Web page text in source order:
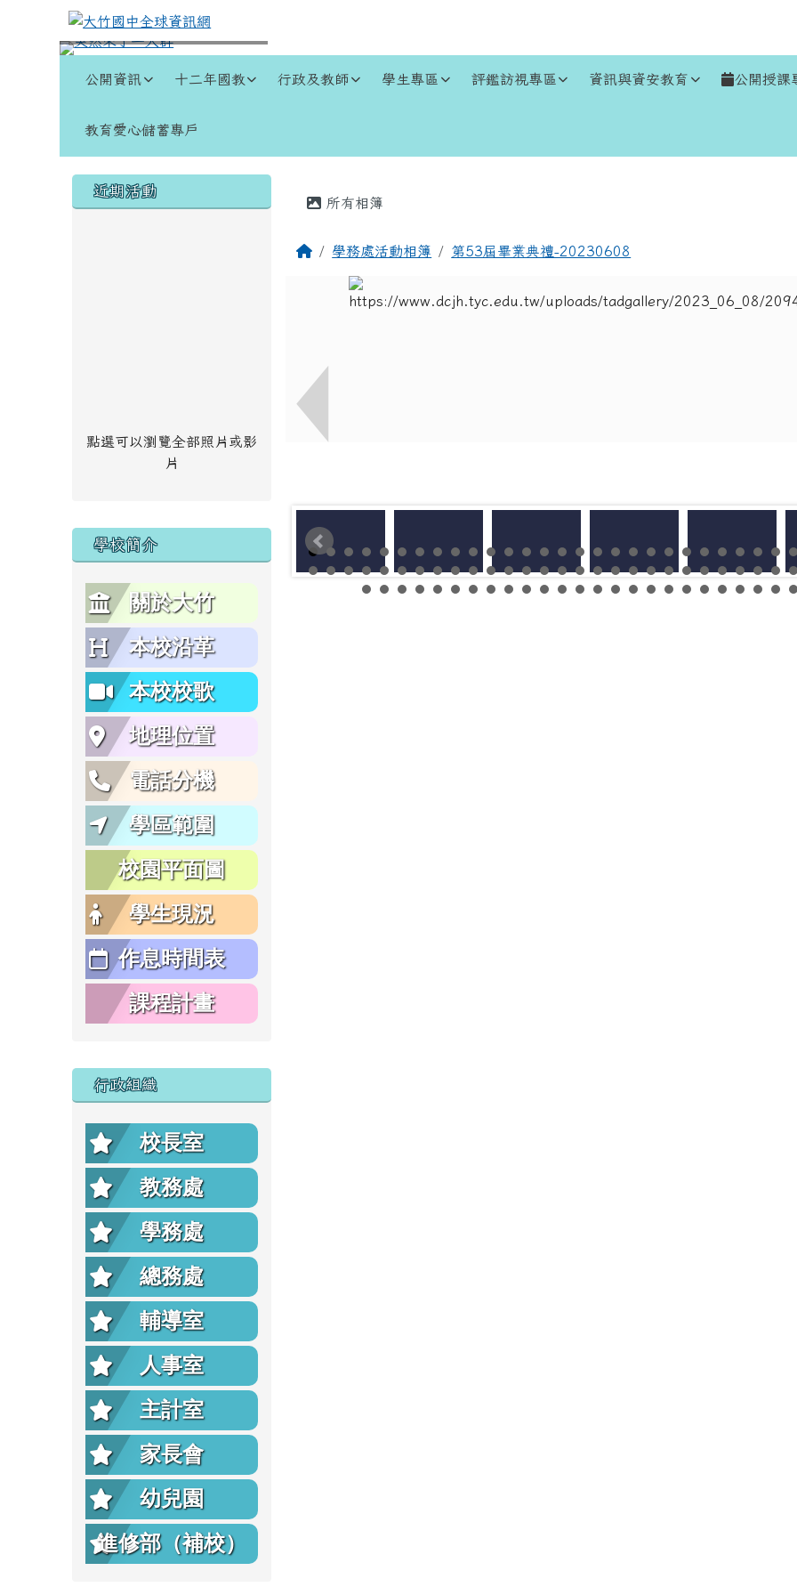
跳至主內容區
大竹國中全球資訊網
公開資訊 十二年國教 行政及教師 學生專區 評鑑訪視專區 資訊與資安教育 公開授課
教育愛心儲蓄專戶
左邊區域內容
近期活動
點選可以瀏覽全部照片或影
片
學校簡介
關於大竹
本校沿革
本校校歌
地理位置
電話分機
學區範圍
校園平面圖
學生現況
作息時間表
課程計畫
行政組織
校長室
教務處
學務處
總務處
輔導室
人事室
主計室
家長會
幼兒園
進修部（補校）
主內容區域
所有相簿
回首頁學務處活動相簿 第53屆畢業典禮-20230608
頁尾區域